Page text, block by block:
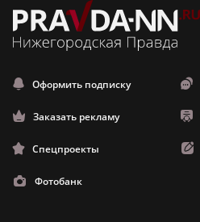
Оформить подписку
Заказать рекламу
Спецпроекты
Фотобанк